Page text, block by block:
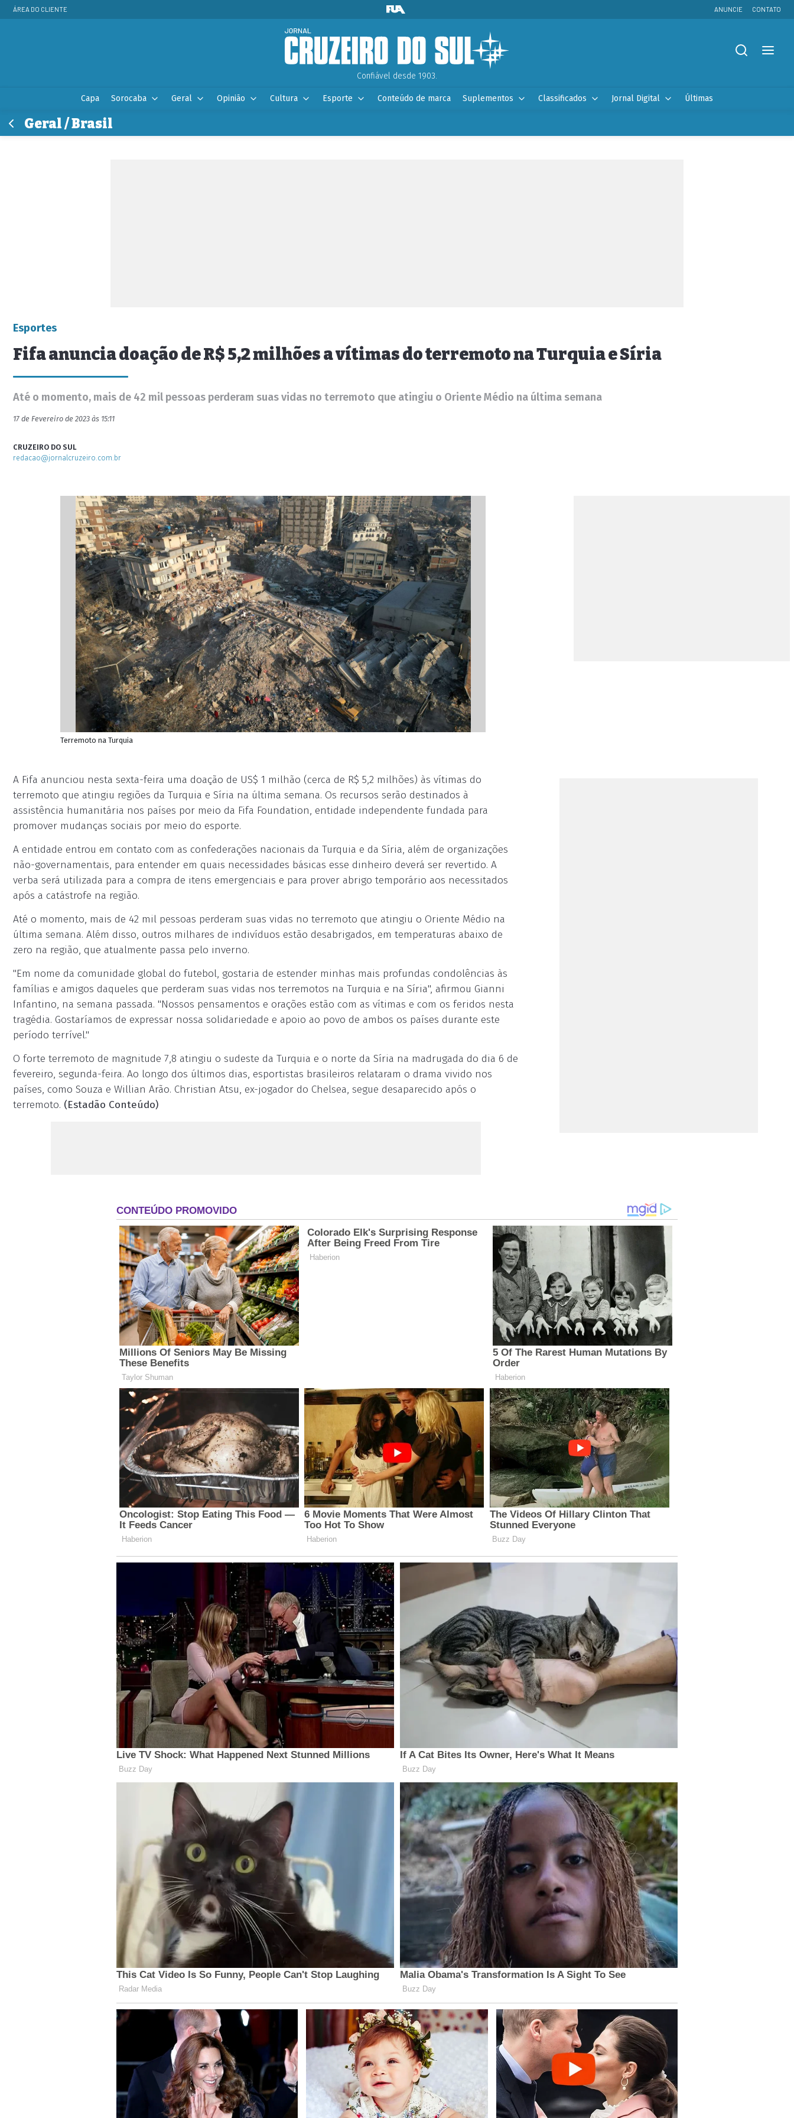
ÁREA DO CLIENTE ANUNCIE CONTATO
Confiável desde 1903.
Capa Sorocaba Geral Opinião Cultura Esporte Conteúdo de marca Suplementos Classificados Jornal Digital Últimas
Geral / Brasil
Esportes
Fifa anuncia doação de R$ 5,2 milhões a vítimas do terremoto na Turquia e Síria
Até o momento, mais de 42 mil pessoas perderam suas vidas no terremoto que atingiu o Oriente Médio na última semana
17 de Fevereiro de 2023 às 15:11
CRUZEIRO DO SUL
redacao@jornalcruzeiro.com.br
Terremoto na Turquia
A Fifa anunciou nesta sexta-feira uma doação de US$ 1 milhão (cerca de R$ 5,2 milhões) às vítimas do
terremoto que atingiu regiões da Turquia e Síria na última semana. Os recursos serão destinados à
assistência humanitária nos países por meio da Fifa Foundation, entidade independente fundada para
promover mudanças sociais por meio do esporte.
A entidade entrou em contato com as confederações nacionais da Turquia e da Síria, além de organizações
não-governamentais, para entender em quais necessidades básicas esse dinheiro deverá ser revertido. A
verba será utilizada para a compra de itens emergenciais e para prover abrigo temporário aos necessitados
após a catástrofe na região.
Até o momento, mais de 42 mil pessoas perderam suas vidas no terremoto que atingiu o Oriente Médio na
última semana. Além disso, outros milhares de indivíduos estão desabrigados, em temperaturas abaixo de
zero na região, que atualmente passa pelo inverno.
"Em nome da comunidade global do futebol, gostaria de estender minhas mais profundas condolências às
famílias e amigos daqueles que perderam suas vidas nos terremotos na Turquia e na Síria", afirmou Gianni
Infantino, na semana passada. "Nossos pensamentos e orações estão com as vítimas e com os feridos nesta
tragédia. Gostaríamos de expressar nossa solidariedade e apoio ao povo de ambos os países durante este
período terrível."
O forte terremoto de magnitude 7,8 atingiu o sudeste da Turquia e o norte da Síria na madrugada do dia 6 de
fevereiro, segunda-feira. Ao longo dos últimos dias, esportistas brasileiros relataram o drama vivido nos
países, como Souza e Willian Arão. Christian Atsu, ex-jogador do Chelsea, segue desaparecido após o
terremoto. (Estadão Conteúdo)